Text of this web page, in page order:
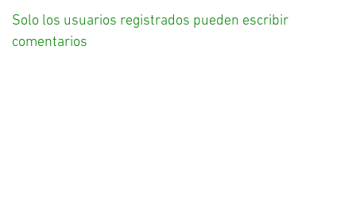
Solo los usuarios registrados pueden escribir
comentarios